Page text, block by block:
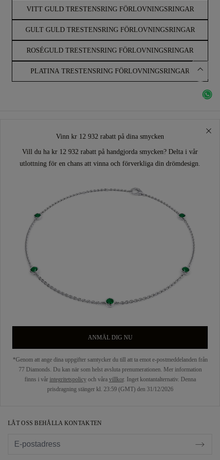
VITT GULD TRESTENSRING FÖRLOVNINGSRINGAR
GULT GULD TRESTENSRING FÖRLOVNINGSRINGAR
ROSÉGULD TRESTENSRING FÖRLOVNINGSRINGAR
PLATINA TRESTENSRING FÖRLOVNINGSRINGAR
Vinn kr 12 932 rabatt på dina smycken
Vill du ha kr 12 932 rabatt på handgjorda smycken? Delta i vår
utlottning för en chans att vinna och förverkliga din drömdesign.
ANMÄL DIG NU
*Genom att ange dina uppgifter samtycker du till att ta emot e-postmeddelanden från
77 Diamonds. Du kan när som helst avsluta prenumerationen. Mer information
finns i vår integritetspolicyoch våra villkor. Inget kontantalternativ. Denna
prisdragning stänger kl. 23:59 (GMT) den 31/12/2026
LÅT OSS BEHÅLLA KONTAKTEN